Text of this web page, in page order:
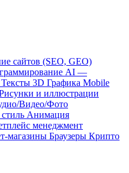
сайтов (SEO, GEO)
AI —
Тексты 3D Графика Mobile
и иллюстрации
Видео/Фото
Анимация
менеджмент
магазины Браузеры Крипто